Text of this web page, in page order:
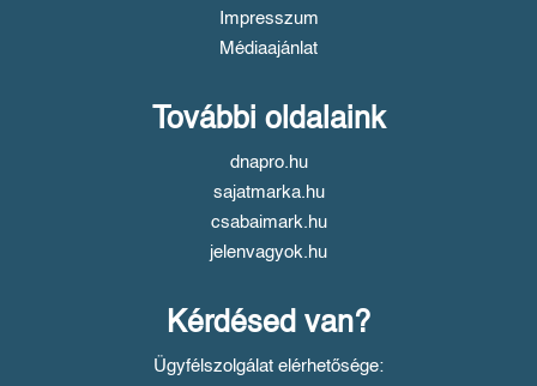
Impresszum
Médiaajánlat
További oldalaink
dnapro.hu
sajatmarka.hu
csabaimark.hu
jelenvagyok.hu
Kérdésed van?
Ügyfélszolgálat elérhetősége: